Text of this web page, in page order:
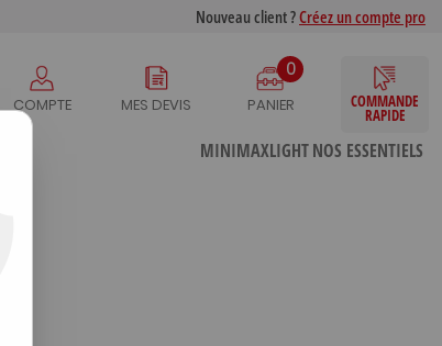
Nouveau client ?Créez un compte pro
COMPTE MES DEVIS
0
PANIER COMMANDE
RAPIDE
MINIMAXLIGHTNOS ESSENTIELS